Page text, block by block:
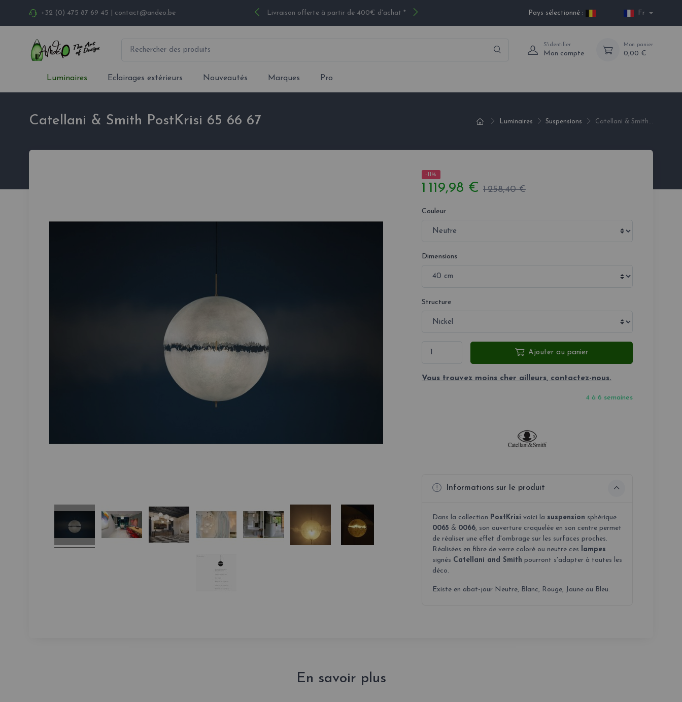
+32 (0) 475 87 69 45 contact@andeo.be Livraison offerte à partir de 400€ d'achat * Pays sélectionné : Fr
S'identifier
Mon compte
Mon panier
0,00 €
Luminaires Eclairages extérieurs Nouveautés Marques Pro
Luminaires Suspensions Catellani & Smith...
Catellani & Smith PostKrisi 65 66 67
-11%
1 119,98 € 1 258,40 €
Couleur
Dimensions
Structure
Ajouter au panier
Vous trouvez moins cher ailleurs, contactez-nous.
4 à 6 semaines
Informations sur le produit
Dans la collection PostKrisi voici la suspension sphérique
0065 & 0066, son ouverture craquelée en son centre permet
de réaliser une effet d'ombrage sur les surfaces proches.
Réalisées en fibre de verre coloré ou neutre ces
lampes
signés Catellani and Smith pourront s'adapter à toutes les
déco.
Existe en abat-jour Neutre, Blanc, Rouge, Jaune ou Bleu.
En savoir plus